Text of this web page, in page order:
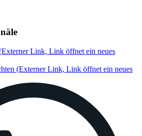
Link, Link öffnet ein neues
(Externer Link, Link öffnet ein neues